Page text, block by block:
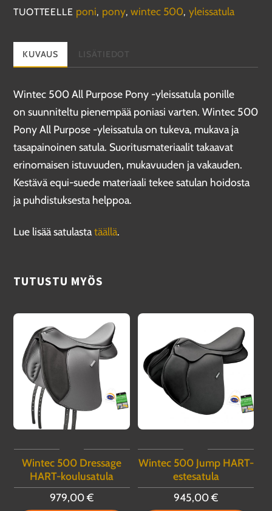
Pony
yleissatula
TUOTTEELLE poni, pony,wintec 500, yleissatula
KUVAUS LISÄTIEDOT
Wintec 500 All Purpose Pony -yleissatula ponille
on suunniteltu pienempää poniasi varten. Wintec 500
Pony All Purpose -yleissatula on tukeva, mukava ja
tasapainoinen satula. Suoritusmateriaalit takaavat
erinomaisen istuvuuden, mukavuuden ja vakauden.
Kestävä equi-suede materiaali tekee satulan hoidosta
ja puhdistuksesta helppoa.
Lue lisää satulastatäällä.
TUTUSTU MYÖS
Wintec 500 Dressage
HART-koulusatula
979,00€
Wintec 500 Jump HART-
estesatula
945,00€